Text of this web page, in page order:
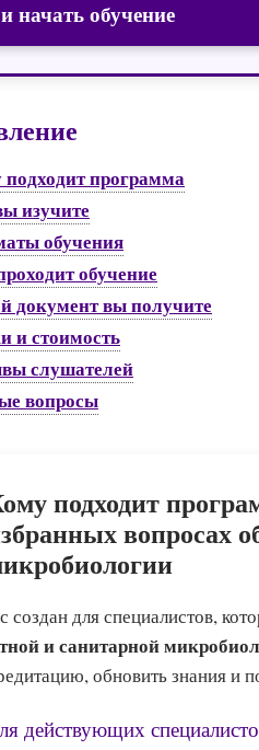
и начать обучение
программа
изучите
обучения
обучение
документ вы получите
и стоимость
слушателей
вопросы
подходит
вопросах
создан для специалистов,
и санитарной
обновить знания и
действующих